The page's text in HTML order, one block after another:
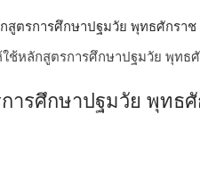
สูตรการศึกษาปฐมวัย พุทธศักราช
ารศึกษาปฐมวัย พุทธศั